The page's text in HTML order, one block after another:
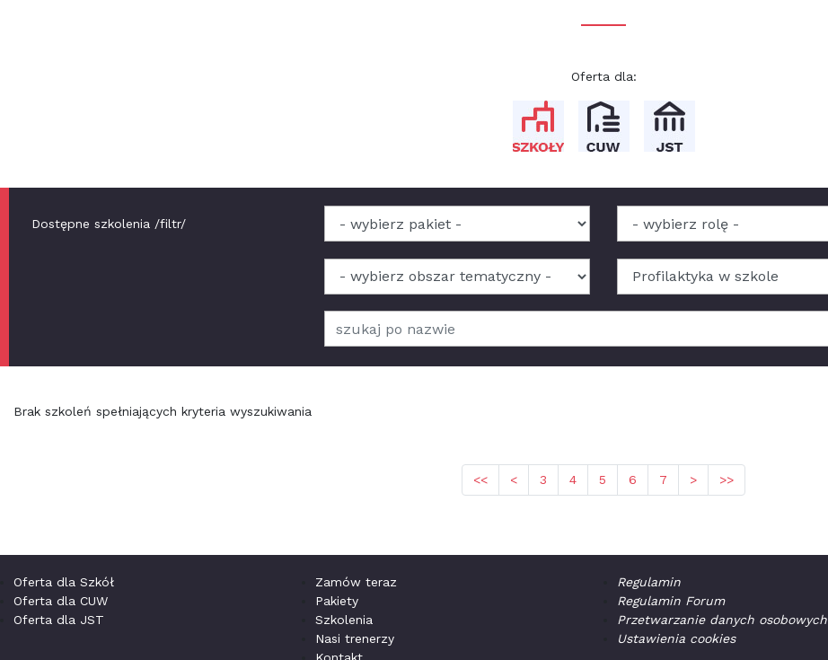
Oferta dla:
Dostępne szkolenia /filtr/
Brak szkoleń spełniających kryteria wyszukiwania
<< < 3 4 5 6 7 > >>
Oferta dla Szkół
Oferta dla CUW
Oferta dla JST
Zamów teraz
Pakiety
Szkolenia
Nasi trenerzy
Regulamin
Regulamin Forum
Przetwarzanie danych osobowych
Ustawienia cookies